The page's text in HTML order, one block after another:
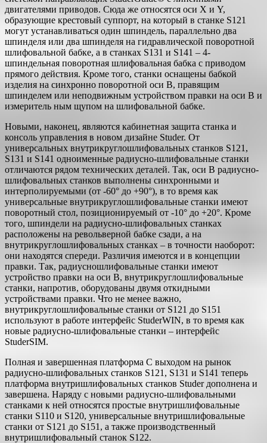
двигателями приводов. Сюда же относятся оси Х и Y,
образующие крестовый суппорт, на который в станке S121
могут устанавливаться один шпиндель, параллельно два
шпинделя или два шпинделя на гидравлической поворотной
шлифовальной бабке, а в станках S131 и S141 – 4-
шпиндельная поворотная шлифовальная бабка с приводом
прямого действия. Кроме того, станки оснащены бабкой
изделия на синхронно поворотной оси В, правящим
шпинделем или неподвижным устройством правки на оси В и
измеритель ным щупом на шлифовальной бабке.
Новыми, наконец, являются кабинетная защита станка и
консоль управления в новом дизайне Studer. От
универсальных внутрикруглошлифовальных станков S121,
S131 и S141 одноименные радиусно-шлифовальные станки
отличаются рядом технических деталей. Так, оси В радиусно-
шлифовальных станков выполнены синхронными и
интерполируемыми (от -60° до +90°), в то время как
универсальные внутрикруглошлифовальные станки имеют
поворотный стол, позиционируемый от -10° до +20°. Кроме
того, шпиндели на радиусно-шлифовальных станках
расположены на револьверной бабке сзади, а на
внутрикруглошлифовальных станках – в точности наоборот:
они находятся спереди. Различия имеются и в концепции
правки. Так, радиусношлифовальные станки имеют
устройство правки на оси В, внутрикруглошлифовальные
станки, напротив, оборудованы двумя откидными
устройствами правки. Что не менее важно,
внутрикруглошлифовальные станки от S121 до S151
используют в работе интерфейс StuderWIN, в то время как
новые радиусно-шлифовальные станки – интерфейс
StuderSIM.
Полная и завершенная платформа С выходом на рынок
радиусно-шлифовальных станков S121, S131 и S141 теперь
платформа внутришлифовальных станков Studer дополнена и
завершена. Наряду с новыми радиусно-шлифовальными
станками к ней относятся простые внутришлифовальные
станки S110 и S120, универсальные внутришлифовальные
станки от S121 до S151, а также производственный
внутришлифовальный станок S122.